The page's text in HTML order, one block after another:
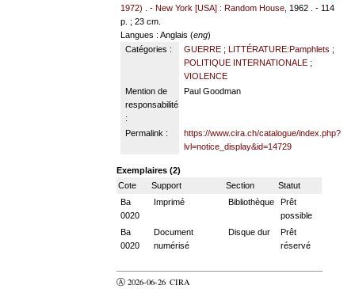
1972)
. -New York [USA] : Random House , 1962 . - 114
p. ; 23 cm.
Langues : Anglais (eng)
Catégories :
GUERRE; LITTÉRATURE:Pamphlets ;
POLITIQUE INTERNATIONALE;
VIOLENCE
Mention de
responsabilité
:
Paul Goodman
Permalink :
https://www.cira.ch/catalogue/index.php?
lvl=notice_display&id=14729
Exemplaires (2)
Cote
Support Section
Statut
Ba
0020
Imprimé Bibliothèque
Prêt
possible
Ba
0020
Document
numérisé
Disque dur
Prêt
réservé
Ⓐ 2026-06-26 CIRA